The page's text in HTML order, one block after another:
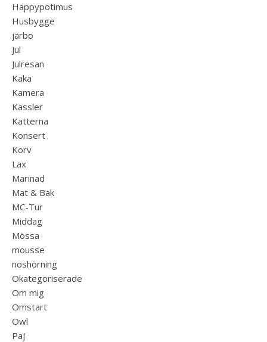
Happypotimus
Husbygge
järbo
Jul
Julresan
Kaka
Kamera
Kassler
Katterna
Konsert
Korv
Lax
Marinad
Mat & Bak
MC-Tur
Middag
Mössa
mousse
noshörning
Okategoriserade
Om mig
Omstart
Owl
Paj